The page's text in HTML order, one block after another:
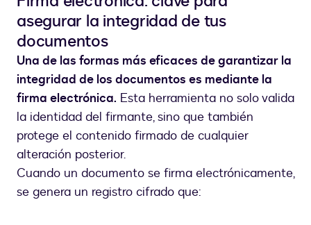
asegurar la integridad de tus
documentos
Una de las formas más eficaces de garantizar la
integridad de los documentos es mediante la
firma electrónica. Esta herramienta no solo valida
la identidad del firmante, sino que también
protege el contenido firmado de cualquier
alteración posterior.
Cuando un documento se firma electrónicamente,
se genera un registro cifrado que: